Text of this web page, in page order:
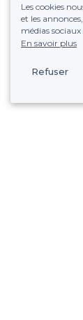
Les cookies
et les
médias
En savoir plus
Refuser